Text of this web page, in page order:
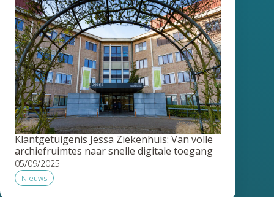
Klantgetuigenis Jessa Ziekenhuis: Van volle
archiefruimtes naar snelle digitale toegang
05/09/2025
Nieuws